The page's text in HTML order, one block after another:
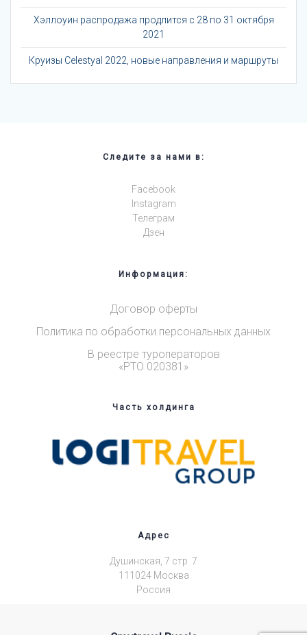
Хэллоуин распродажа продлится с 28 по 31 октября
2021
Круизы Celestyal 2022, новые направления и маршруты
Следите за нами в:
Facebook
Instagram
Телеграм
Дзен
Информация:
Договор оферты
Политика по обработки персональных данных
В реестре туроператоров
«РТО 020381»
Часть холдинга
Адрес
Душинская, 7 стр. 7
111024 Москва
Россия